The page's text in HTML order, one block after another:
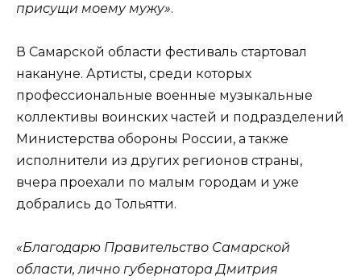
присущи моему мужу».
В Самарской области фестиваль стартовал
накануне. Артисты, среди которых
профессиональные военные музыкальные
коллективы воинских частей и подразделений
Министерства обороны России, а также
исполнители из других регионов страны,
вчера проехали по малым городам и уже
добрались до Тольятти.
«Благодарю Правительство Самарской
области, лично губернатора Дмитрия